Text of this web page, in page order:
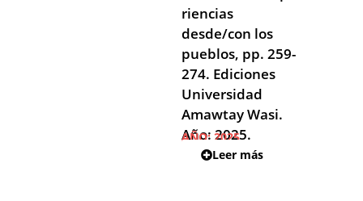
riencias
desde/con los
pueblos, pp. 259-
274. Ediciones
Universidad
Amawtay Wasi.
Año: 2025.
AÑO: 2025
Leer más